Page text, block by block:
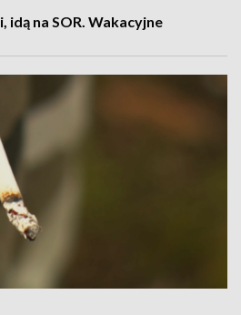
na SOR. Wakacyjne